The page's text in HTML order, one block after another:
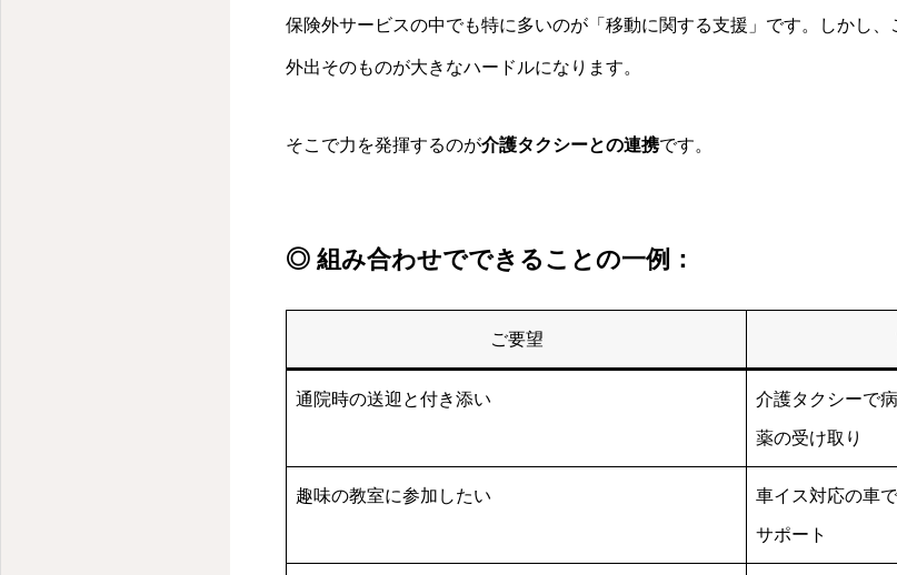
保険外サービスの中でも特に多いのが「移動に関する支援」です。しかし、
外出そのものが大きなハードルになります。
そこで力を発揮するのが介護タクシーとの連携です。
◎ 組み合わせでできることの一例：
ご要望
通院時の送迎と付き添い 介護タクシーで
薬の受け取り
趣味の教室に参加したい 車イス対応の車
サポート